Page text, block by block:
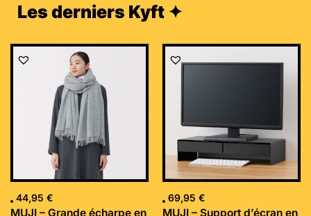
Les derniers Kyft ✦
44,95 €
MUJI – Grande écharpe en
69,95 €
MUJI – Support d’écran en